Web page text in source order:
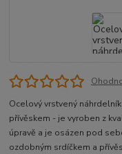
Ocelový vrstvený
přívěskem - je vyroben z
úpravě a je osázen pod
ozdobným srdíčkem a